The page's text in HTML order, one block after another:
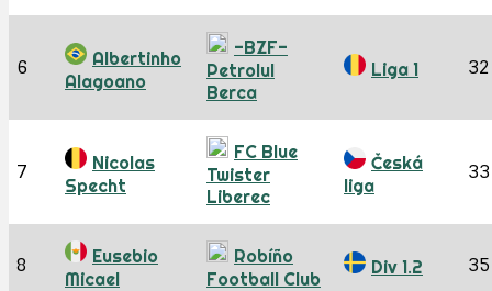
6
Albertinho
Alagoano
-BZF-
Petrolul
Berca
Liga 1 32
7
Nicolas
Specht
FC Blue
Twister
Liberec
Česká
liga
33
8
Eusebio
Micael
Robíño
Football Club
Div 1.2 35